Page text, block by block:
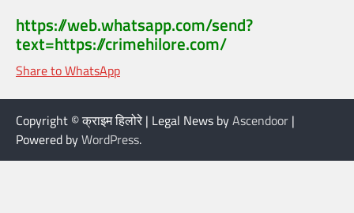
https://web.whatsapp.com/send?
text=https://crimehilore.com/
Share to WhatsApp
Copyright © क्राइम हिलोरे | Legal News byAscendoor |
Powered byWordPress.